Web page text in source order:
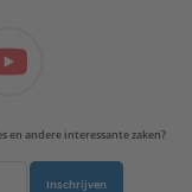
andere interessante zaken?
Inschrijven